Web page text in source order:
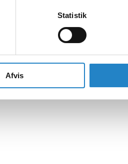
Statistik
Afvis